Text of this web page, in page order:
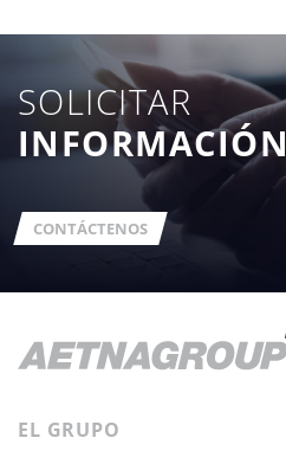
SOLICITAR
INFORMACIÓN
CONTÁCTENOS
EL GRUPO